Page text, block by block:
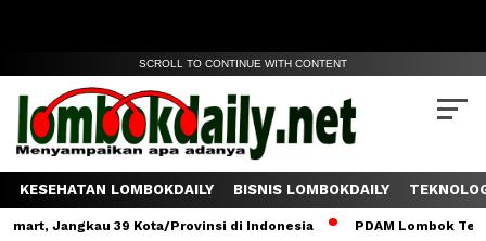
SCROLL TO CONTINUE WITH CONTENT
KESEHATAN LOMBOKDAILY BISNIS LOMBOKDAILY
39 Kota/Provinsi di Indonesia PDAM Lombok Tengah